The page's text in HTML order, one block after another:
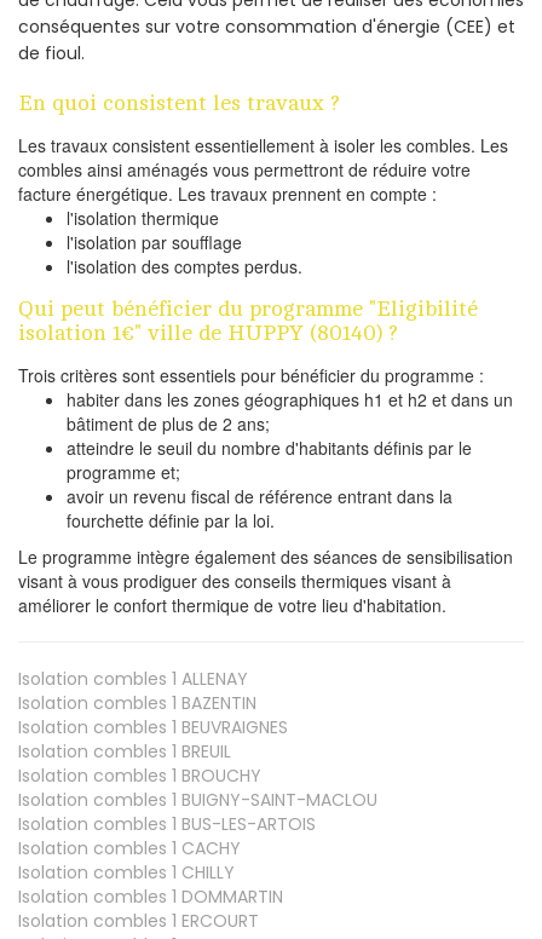
conséquentes sur votre consommation d'énergie (CEE) et
de fioul.
En quoi consistent les travaux ?
Les travaux consistent essentiellement à isoler les combles. Les
combles ainsi aménagés vous permettront de réduire votre
facture énergétique. Les travaux prennent en compte :
l'isolation thermique
l'isolation par soufflage
l'isolation des comptes perdus.
Qui peut bénéficier du programme "Eligibilité
isolation 1€" ville de HUPPY (80140) ?
Trois critères sont essentiels pour bénéficier du programme :
habiter dans les zones géographiques h1 et h2 et dans un
bâtiment de plus de 2 ans;
atteindre le seuil du nombre d'habitants définis par le
programme et;
avoir un revenu fiscal de référence entrant dans la
fourchette définie par la loi.
Le programme intègre également des séances de sensibilisation
visant à vous prodiguer des conseils thermiques visant à
améliorer le confort thermique de votre lieu d'habitation.
Isolation combles 1 ALLENAY
Isolation combles 1 BAZENTIN
Isolation combles 1 BEUVRAIGNES
Isolation combles 1 BREUIL
Isolation combles 1 BROUCHY
Isolation combles 1 BUIGNY-SAINT-MACLOU
Isolation combles 1 BUS-LES-ARTOIS
Isolation combles 1 CACHY
Isolation combles 1 CHILLY
Isolation combles 1 DOMMARTIN
Isolation combles 1 ERCOURT